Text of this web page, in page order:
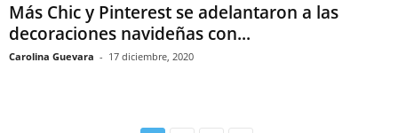
Más Chic y Pinterest se adelantaron a las
decoraciones navideñas con...
Carolina Guevara - 17 diciembre, 2020